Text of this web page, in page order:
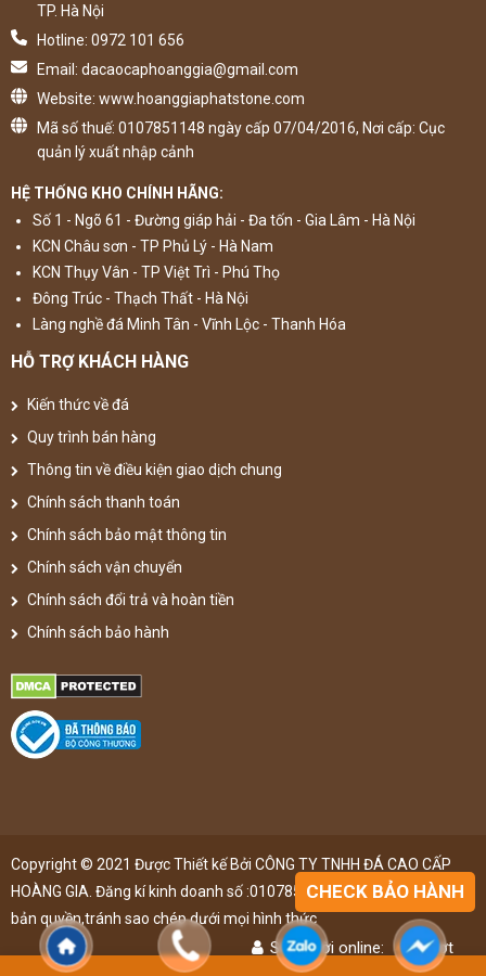
TP. Hà Nội
Hotline: 0972 101 656
Email: dacaocaphoanggia@gmail.com
Website: www.hoanggiaphatstone.com
Mã số thuế: 0107851148 ngày cấp 07/04/2016, Nơi cấp: Cục
quản lý xuất nhập cảnh
HỆ THỐNG KHO CHÍNH HÃNG:
Số 1 - Ngõ 61 - Đường giáp hải - Đa tốn - Gia Lâm - Hà Nội
KCN Châu sơn - TP Phủ Lý - Hà Nam
KCN Thụy Vân - TP Việt Trì - Phú Thọ
Đông Trúc - Thạch Thất - Hà Nội
Làng nghề đá Minh Tân - Vĩnh Lộc - Thanh Hóa
HỖ TRỢ KHÁCH HÀNG
Kiến thức về đá
Quy trình bán hàng
Thông tin về điều kiện giao dịch chung
Chính sách thanh toán
Chính sách bảo mật thông tin
Chính sách vận chuyển
Chính sách đổi trả và hoàn tiền
Chính sách bảo hành
Copyright © 2021 Được Thiết kế Bởi CÔNG TY TNHH ĐÁ CAO CẤP
HOÀNG GIA. Đăng kí kinh doanh số :0107851148 ,đã được đăng kí
bản quyền,tránh sao chép dưới mọi hình thức
Số người online: 47 lượt
CHECK BẢO HÀNH